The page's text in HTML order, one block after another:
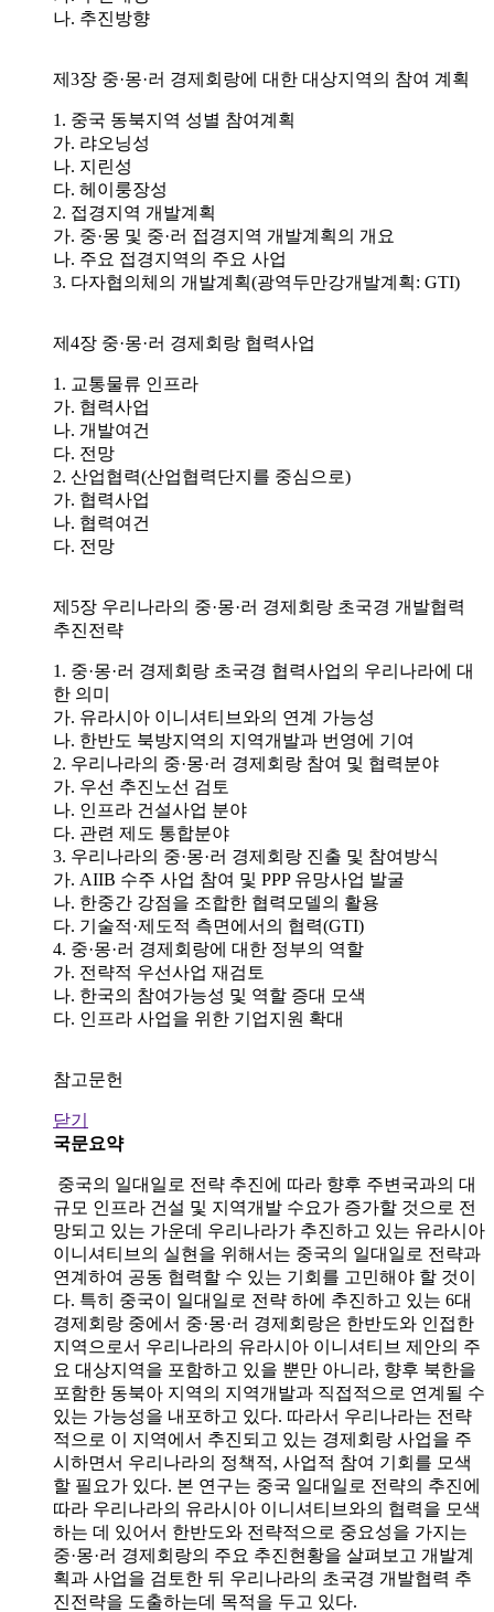
나. 추진방향
제3장 중·몽·러 경제회랑에 대한 대상지역의 참여 계획
1. 중국 동북지역 성별 참여계획
가. 랴오닝성
나. 지린성
다. 헤이룽장성
2. 접경지역 개발계획
가. 중·몽 및 중·러 접경지역 개발계획의 개요
나. 주요 접경지역의 주요 사업
3. 다자협의체의 개발계획(광역두만강개발계획: GTI)
제4장 중·몽·러 경제회랑 협력사업
1. 교통물류 인프라
가. 협력사업
나. 개발여건
다. 전망
2. 산업협력(산업협력단지를 중심으로)
가. 협력사업
나. 협력여건
다. 전망
제5장 우리나라의 중·몽·러 경제회랑 초국경 개발협력
추진전략
1. 중·몽·러 경제회랑 초국경 협력사업의 우리나라에 대
한 의미
가. 유라시아 이니셔티브와의 연계 가능성
나. 한반도 북방지역의 지역개발과 번영에 기여
2. 우리나라의 중·몽·러 경제회랑 참여 및 협력분야
가. 우선 추진노선 검토
나. 인프라 건설사업 분야
다. 관련 제도 통합분야
3. 우리나라의 중·몽·러 경제회랑 진출 및 참여방식
가. AIIB 수주 사업 참여 및 PPP 유망사업 발굴
나. 한중간 강점을 조합한 협력모델의 활용
다. 기술적·제도적 측면에서의 협력(GTI)
4. 중·몽·러 경제회랑에 대한 정부의 역할
가. 전략적 우선사업 재검토
나. 한국의 참여가능성 및 역할 증대 모색
다. 인프라 사업을 위한 기업지원 확대
참고문헌
닫기
국문요약
중국의 일대일로 전략 추진에 따라 향후 주변국과의 대
규모 인프라 건설 및 지역개발 수요가 증가할 것으로 전
망되고 있는 가운데 우리나라가 추진하고 있는 유라시아
이니셔티브의 실현을 위해서는 중국의 일대일로 전략과
연계하여 공동 협력할 수 있는 기회를 고민해야 할 것이
다. 특히 중국이 일대일로 전략 하에 추진하고 있는 6대
경제회랑 중에서 중·몽·러 경제회랑은 한반도와 인접한
지역으로서 우리나라의 유라시아 이니셔티브 제안의 주
요 대상지역을 포함하고 있을 뿐만 아니라, 향후 북한을
포함한 동북아 지역의 지역개발과 직접적으로 연계될 수
있는 가능성을 내포하고 있다. 따라서 우리나라는 전략
적으로 이 지역에서 추진되고 있는 경제회랑 사업을 주
시하면서 우리나라의 정책적, 사업적 참여 기회를 모색
할 필요가 있다. 본 연구는 중국 일대일로 전략의 추진에
따라 우리나라의 유라시아 이니셔티브와의 협력을 모색
하는 데 있어서 한반도와 전략적으로 중요성을 가지는
중·몽·러 경제회랑의 주요 추진현황을 살펴보고 개발계
획과 사업을 검토한 뒤 우리나라의 초국경 개발협력 추
진전략을 도출하는데 목적을 두고 있다.